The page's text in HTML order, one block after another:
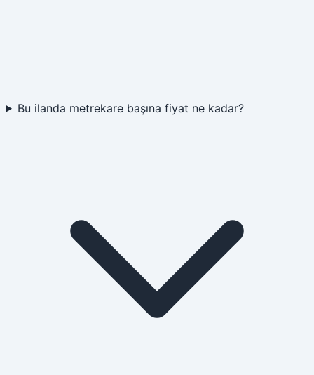
Bu ilanda metrekare başına fiyat ne kadar?